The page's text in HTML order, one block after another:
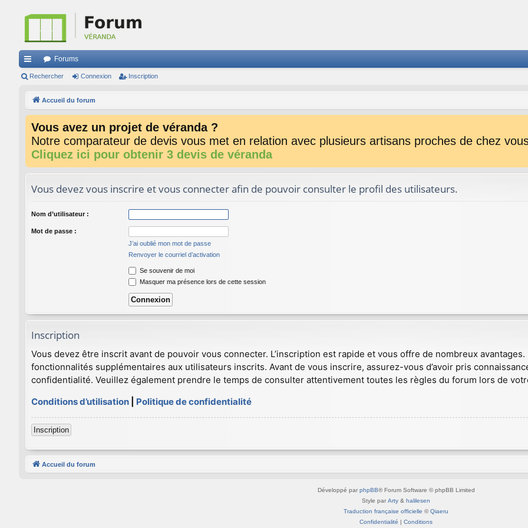
ac
Forums
Rechercher Connexion Inscription
Accueil du forum
Vous avez un projet de véranda ?
Notre comparateur de devis vous met en relation avec plusieurs artisans proches de chez
Cliquez ici pour obtenir 3 devis de véranda
Vous devez vous inscrire et vous connecter afin de pouvoir consulter le profil des utilisateurs.
Nom d’utilisateur :
Mot de passe :
J’ai oublié mon mot de passe
Renvoyer le courriel d’activation
Se souvenir de moi
Masquer ma présence lors de cette session
Inscription
Vous devez être inscrit avant de pouvoir vous connecter. L’inscription est rapide et vous offre de nombreux
fonctionnalités supplémentaires aux utilisateurs inscrits. Avant de vous inscrire, assurez-vous d’avoir pris
confidentialité. Veuillez également prendre le temps de consulter attentivement toutes les règles du forum lors de
Conditions d’utilisation
Politique de confidentialité
Inscription
Accueil du forum
Développé par phpBB® Forum Software © phpBB Limited
Style par Arty & halilesen
Traduction française officielle ©Qiaeru
Confidentialité | Conditions